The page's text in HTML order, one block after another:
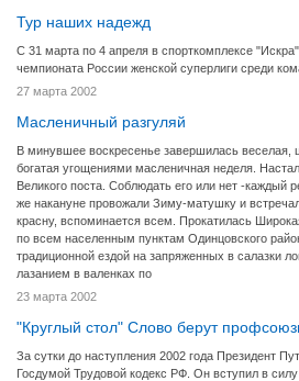
Тур наших надежд
С 31 марта по 4 апреля в спорткомплексе
чемпионата России женской суперлиги среди
27 марта 2002
Масленичный разгуляй
В минувшее воскресенье завершилась веселая,
богатая угощениями масленичная неделя.
Великого поста. Соблюдать его или нет -каждый
же накануне провожали Зиму-матушку и
красну, вспоминается всем. Прокатилась
по всем населенным пунктам Одинцовского
традиционной ездой на запряженных в салазки
лазанием в валенках по
23 марта 2002
"Круглый стол" Слово берут
За сутки до наступления 2002 года Президент
Госдумой Трудовой кодекс РФ. Он вступил в